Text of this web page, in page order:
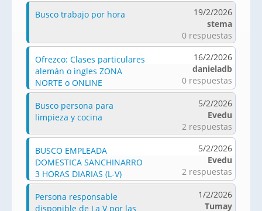
Busco trabajo por hora
19/2/2026
stema
0 respuestas
Ofrezco: Clases particulares
alemán o ingles ZONA
NORTE o ONLINE
16/2/2026
danieladb
0 respuestas
Busco persona para
limpieza y cocina
5/2/2026
Evedu
2 respuestas
BUSCO EMPLEADA
DOMESTICA SANCHINARRO
3 HORAS DIARIAS (L-V)
5/2/2026
Evedu
2 respuestas
Persona responsable
disponible de La V por las
1/2/2026
Tumay